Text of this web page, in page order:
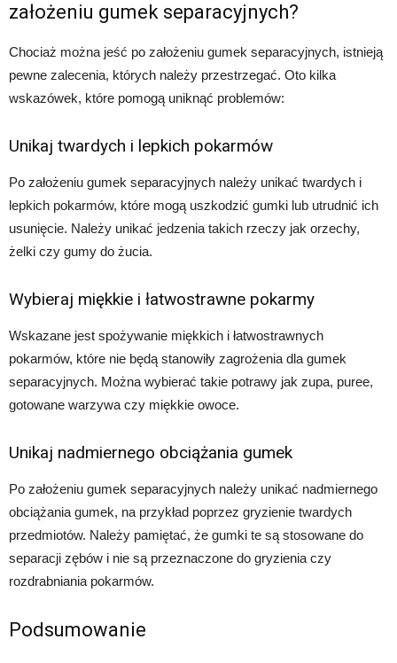
założeniu gumek separacyjnych?
Chociaż można jeść po założeniu gumek separacyjnych, istnieją
pewne zalecenia, których należy przestrzegać. Oto kilka
wskazówek, które pomogą uniknąć problemów:
Unikaj twardych i lepkich pokarmów
Po założeniu gumek separacyjnych należy unikać twardych i
lepkich pokarmów, które mogą uszkodzić gumki lub utrudnić ich
usunięcie. Należy unikać jedzenia takich rzeczy jak orzechy,
żelki czy gumy do żucia.
Wybieraj miękkie i łatwostrawne pokarmy
Wskazane jest spożywanie miękkich i łatwostrawnych
pokarmów, które nie będą stanowiły zagrożenia dla gumek
separacyjnych. Można wybierać takie potrawy jak zupa, puree,
gotowane warzywa czy miękkie owoce.
Unikaj nadmiernego obciążania gumek
Po założeniu gumek separacyjnych należy unikać nadmiernego
obciążania gumek, na przykład poprzez gryzienie twardych
przedmiotów. Należy pamiętać, że gumki te są stosowane do
separacji zębów i nie są przeznaczone do gryzienia czy
rozdrabniania pokarmów.
Podsumowanie